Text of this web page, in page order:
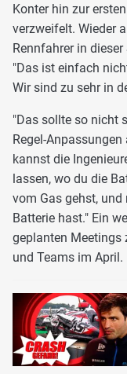
Konter hin zur
verzweifelt. Wieder
Rennfahrer in
"Das ist einfach
Wir sind zu sehr in
"Das sollte so nicht
Regel-
kannst die
lassen, wo du die
vom Gas gehst, und
Batterie hast." Ein
geplanten Meetings
und Teams im April.